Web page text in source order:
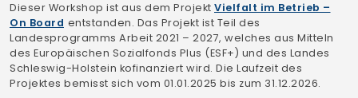
Dieser Workshop ist aus dem Projekt Vielfalt im Betrieb –
On Board entstanden. Das Projekt ist Teil des
Landesprogramms Arbeit 2021 – 2027, welches aus Mitteln
des Europäischen Sozialfonds Plus (ESF+) und des Landes
Schleswig-Holstein kofinanziert wird. Die Laufzeit des
Projektes bemisst sich vom 01.01.2025 bis zum 31.12.2026.